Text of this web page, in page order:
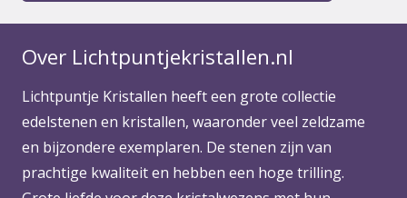
Over Lichtpuntjekristallen.nl
Lichtpuntje Kristallen heeft een grote collectie
edelstenen en kristallen, waaronder veel zeldzame
en bijzondere exemplaren. De stenen zijn van
prachtige kwaliteit en hebben een hoge trilling.